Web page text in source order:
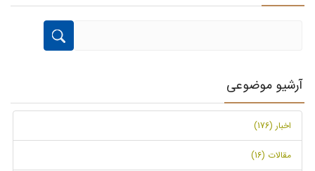
آرشیو موضوعی
اخبار (176)
مقالات (16)